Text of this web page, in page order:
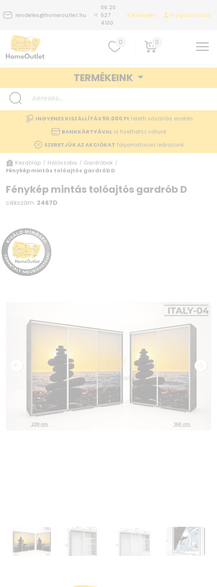
rendeles@homeoutlet.hu
06 20
527
4100
Belépés Regisztráció
0 0
TERMÉKEINK
INGYENES KISZÁLLÍTÁS 50.000 Ft feletti vásárlás esetén
BANKKÁRTYÁVALis fizethetsz nálunk
SZERETJÜK AZ AKCIÓKAT folyamatosan leárazunk
Kezdőlap / Hálószoba / Gardróbok /
Fénykép mintás tolóajtós gardrób D
Fénykép mintás tolóajtós gardrób D
cikkszám: 2467D